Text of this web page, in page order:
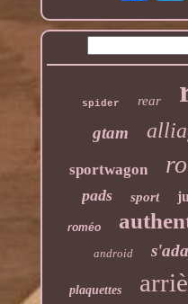
spider rear
gtam
sportwagon
pads sport
roméo
android
plaquettes